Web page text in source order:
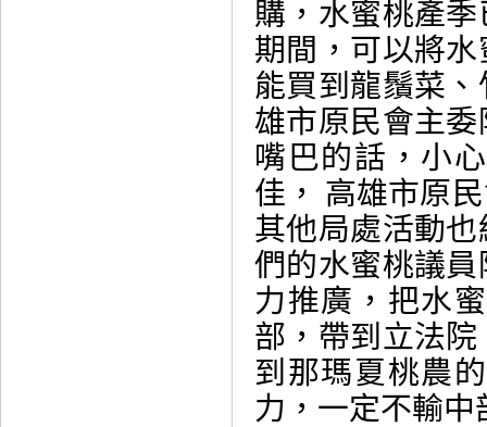
購，水蜜桃產
期間，可以將
能買到龍鬚菜
雄市原民會主
嘴巴的話，小
佳， 高雄市原
其他局處活動
們的水蜜桃議
力推廣，把水
部，帶到立法
到那瑪夏桃農
力，一定不輸